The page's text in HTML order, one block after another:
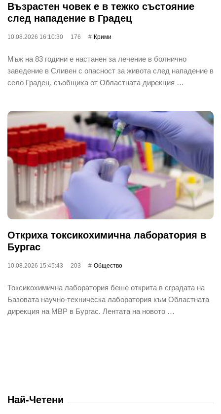
Възрастен човек е в тежко състояние
след нападение в Градец
10.08.2026 16:10:30 176 Крими
Мъж на 83 години е настанен за лечение в болнично
заведение в Сливен с опасност за живота след нападение в
село Градец, съобщиха от Областната дирекция …
Откриха токсикохимична лаборатория в
Бургас
10.08.2026 15:45:43 203 Общество
Токсикохимична лаборатория беше открита в сградата на
Базовата научно-техническа лаборатория към Областната
дирекция на МВР в Бургас. Лентата на новото …
Най-Четени